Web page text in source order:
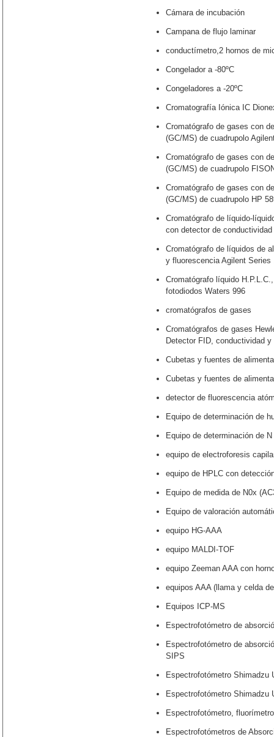
Cámara de incubación
Campana de flujo laminar
conductímetro,2 hornos de
Congelador a -80ºC
Congeladores a -20ºC
Cromatografía Iónica IC
Cromatógrafo de gases con
(GC/MS) de cuadrupolo
Cromatógrafo de gases con
(GC/MS) de cuadrupolo
Cromatógrafo de gases con
(GC/MS) de cuadrupolo HP
Cromatógrafo de líquido-
con detector de
Cromatógrafo de líquidos de
y fluorescencia Agilent Series
Cromatógrafo líquido
fotodiodos Waters 996
cromatógrafos de gases
Cromatógrafos de gases
Detector FID, conductividad
Cubetas y fuentes de
Cubetas y fuentes de
detector de fluorescencia
Equipo de determinación de
Equipo de determinación de
equipo de electroforesis
equipo de HPLC con
Equipo de medida de N0x
Equipo de valoración
equipo HG-AAA
equipo MALDI-TOF
equipo Zeeman AAA con
equipos AAA (llama y celda
Equipos ICP-MS
Espectrofotómetro de
Espectrofotómetro de
SIPS
Espectrofotómetro Shimadzu
Espectrofotómetro Shimadzu
Espectrofotómetro,
Espectrofotómetros de